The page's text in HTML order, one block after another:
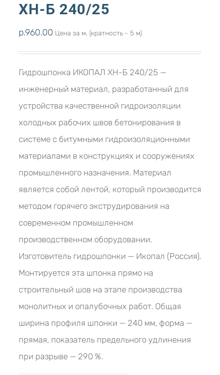
ХН-Б 240/25
р.960.00 Цена за м. (кратность - 5 м)
Гидрошпонка ИКОПАЛ ХН-Б 240/25 —
инженерный материал, разработанный для
устройства качественной гидроизоляции
холодных рабочих швов бетонирования в
системе с битумными гидроизоляционными
материалами в конструкциях и сооружениях
промышленного назначения. Материал
является собой лентой, который производится
методом горячего экструдирования на
современном промышленном
производственном оборудовании.
Изготовитель гидрошпонки — Икопал (Россия).
Монтируется эта шпонка прямо на
строительный шов на этапе производства
монолитных и опалубочных работ. Общая
ширина профиля шпонки — 240 мм, форма —
прямая, показатель предельного удлинения
при разрыве — 290 %.